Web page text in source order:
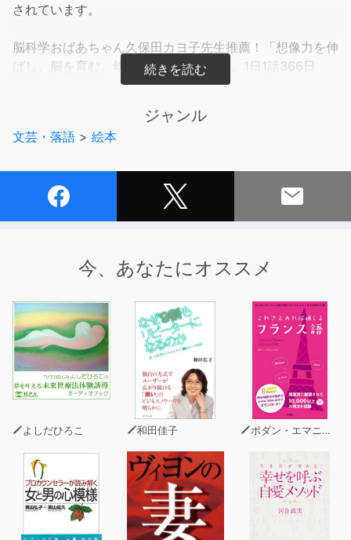
されています。
脳科学おばあちゃん久保田カヨ子先生推薦！「想像力を伸
ばし、脳を育む。幼児の宝となる1冊」。1日1話366日
分、子どもの生きる力を育てる究極の読み聞かせ本です。
語・詩・普遍的な名作など、子どもたちの将来に確実につ
ながっていく作品を網羅していますので、知と脳を育むの
ジャンル
文芸・落語 > 絵本
今、あなたにオススメ
よしだひろこ 和田佳子 ボダン・エマニュエル